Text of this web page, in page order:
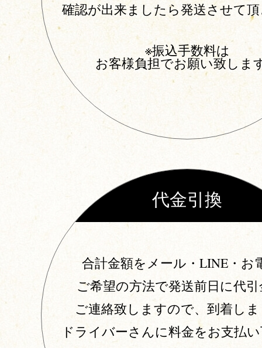
確認が出来ましたら発送させて
※振込手数料は
お客様負担でお願い致しま
代金引換
合計金額をメール・LINE・お
ご希望の方法で発送前日に代
ご連絡致しますので、到着し
ドライバーさんに料金をお支払